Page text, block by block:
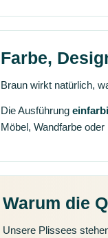
Farbe,
Braun wirkt natürlich,
Die Ausführung
Möbel, Wandfarbe
Warum die
Unsere Plissees